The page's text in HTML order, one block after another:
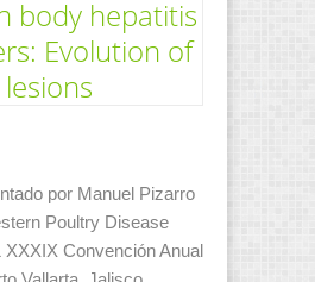
body hepatitis
Evolution of
lesions
por Manuel Pizarro
Poultry Disease
Convención Anual